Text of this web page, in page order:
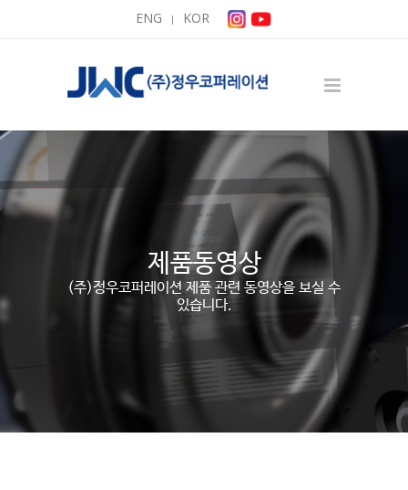
ENG KOR
제품동영상
(주)정우코퍼레이션 제품 관련 동영상을 보실 수
있습니다.